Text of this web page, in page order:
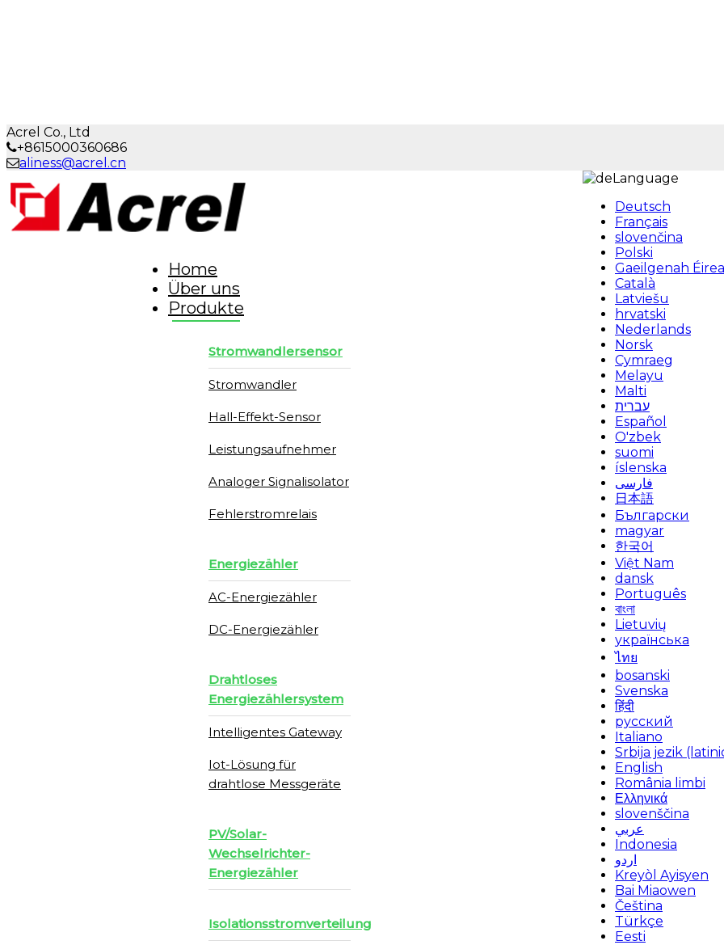
Acrel Co., Ltd
+8615000360686
aliness@acrel.cn
Language
Deutsch
Français
slovenčina
Polski
Gaeilgenah
Català
Latviešu
hrvatski
Nederlands
Norsk
Cymraeg
Melayu
Malti
עברית
Español
O'zbek
suomi
íslenska
فارسی
日本語
Български
magyar
한국어
Việt Nam
dansk
Português
বাংলা
Lietuvių
українська
ไทย
bosanski
Svenska
हिंदी
русский
Italiano
Srbija jezik
English
România limbi
Ελληνικά
slovenščina
عربي
Indonesia
اردو
Kreyòl Ayisyen
Bai Miaowen
Čeština
Türkçe
Eesti
Home
Über uns
Produkte
Stromwandlersensor
Stromwandler
Hall-Effekt-Sensor
Leistungsaufnehmer
Analoger Signalisolator
Fehlerstromrelais
Energiezähler
AC-Energiezähler
DC-Energiezähler
Drahtloses
Energiezählersystem
Intelligentes Gateway
Iot-Lösung für
drahtlose Messgeräte
PV/Solar-
Wechselrichter-
Energiezähler
Isolationsstromverteilung